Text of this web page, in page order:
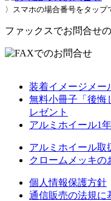
〉スマホの場合番号をタップ
ファックスでお問合せ
装着イメージメー
無料小冊子「後悔
レゼント
アルミホイール1
アルミホイール取
クロームメッキの
個人情報保護方針
通信販売の法規に